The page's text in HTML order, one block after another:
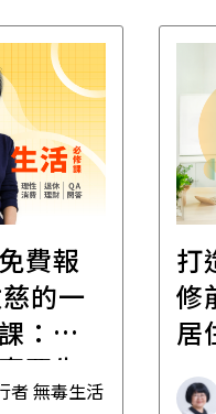
｜裝
老的
遺
財
產